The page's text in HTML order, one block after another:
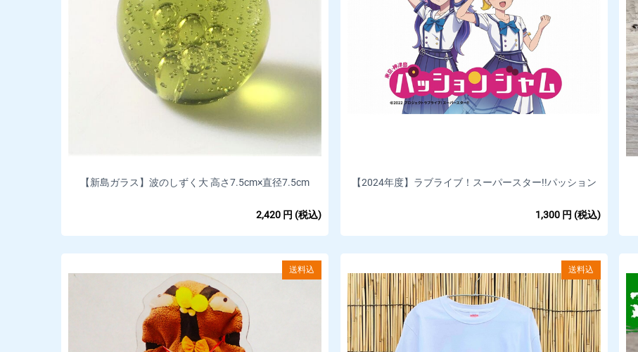
【新島ガラス】波のしずく大 高さ7.5cm×直径7.5cm
2,420 円 (税込)
【2024年度】ラブライブ！スーパースター!!パッション
1,300 円 (税込)
送料込 送料込